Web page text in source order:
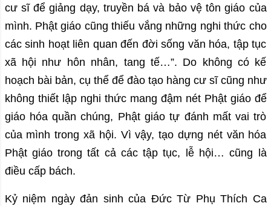
cư sĩ để giảng dạy, truyền bá và bảo vệ tôn giáo của
mình. Phật giáo cũng thiếu vắng những nghi thức cho
các sinh hoạt liên quan đến đời sống văn hóa, tập tục
xã hội như hôn nhân, tang tế…”. Do không có kế
hoạch bài bản, cụ thể để đào tạo hàng cư sĩ cũng như
không thiết lập nghi thức mang đậm nét Phật giáo để
giáo hóa quần chúng, Phật giáo tự đánh mất vai trò
của mình trong xã hội. Vì vậy, tạo dựng nét văn hóa
Phật giáo trong tất cả các tập tục, lễ hội… cũng là
điều cấp bách.
Kỷ niệm ngày đản sinh của Đức Từ Phụ Thích Ca